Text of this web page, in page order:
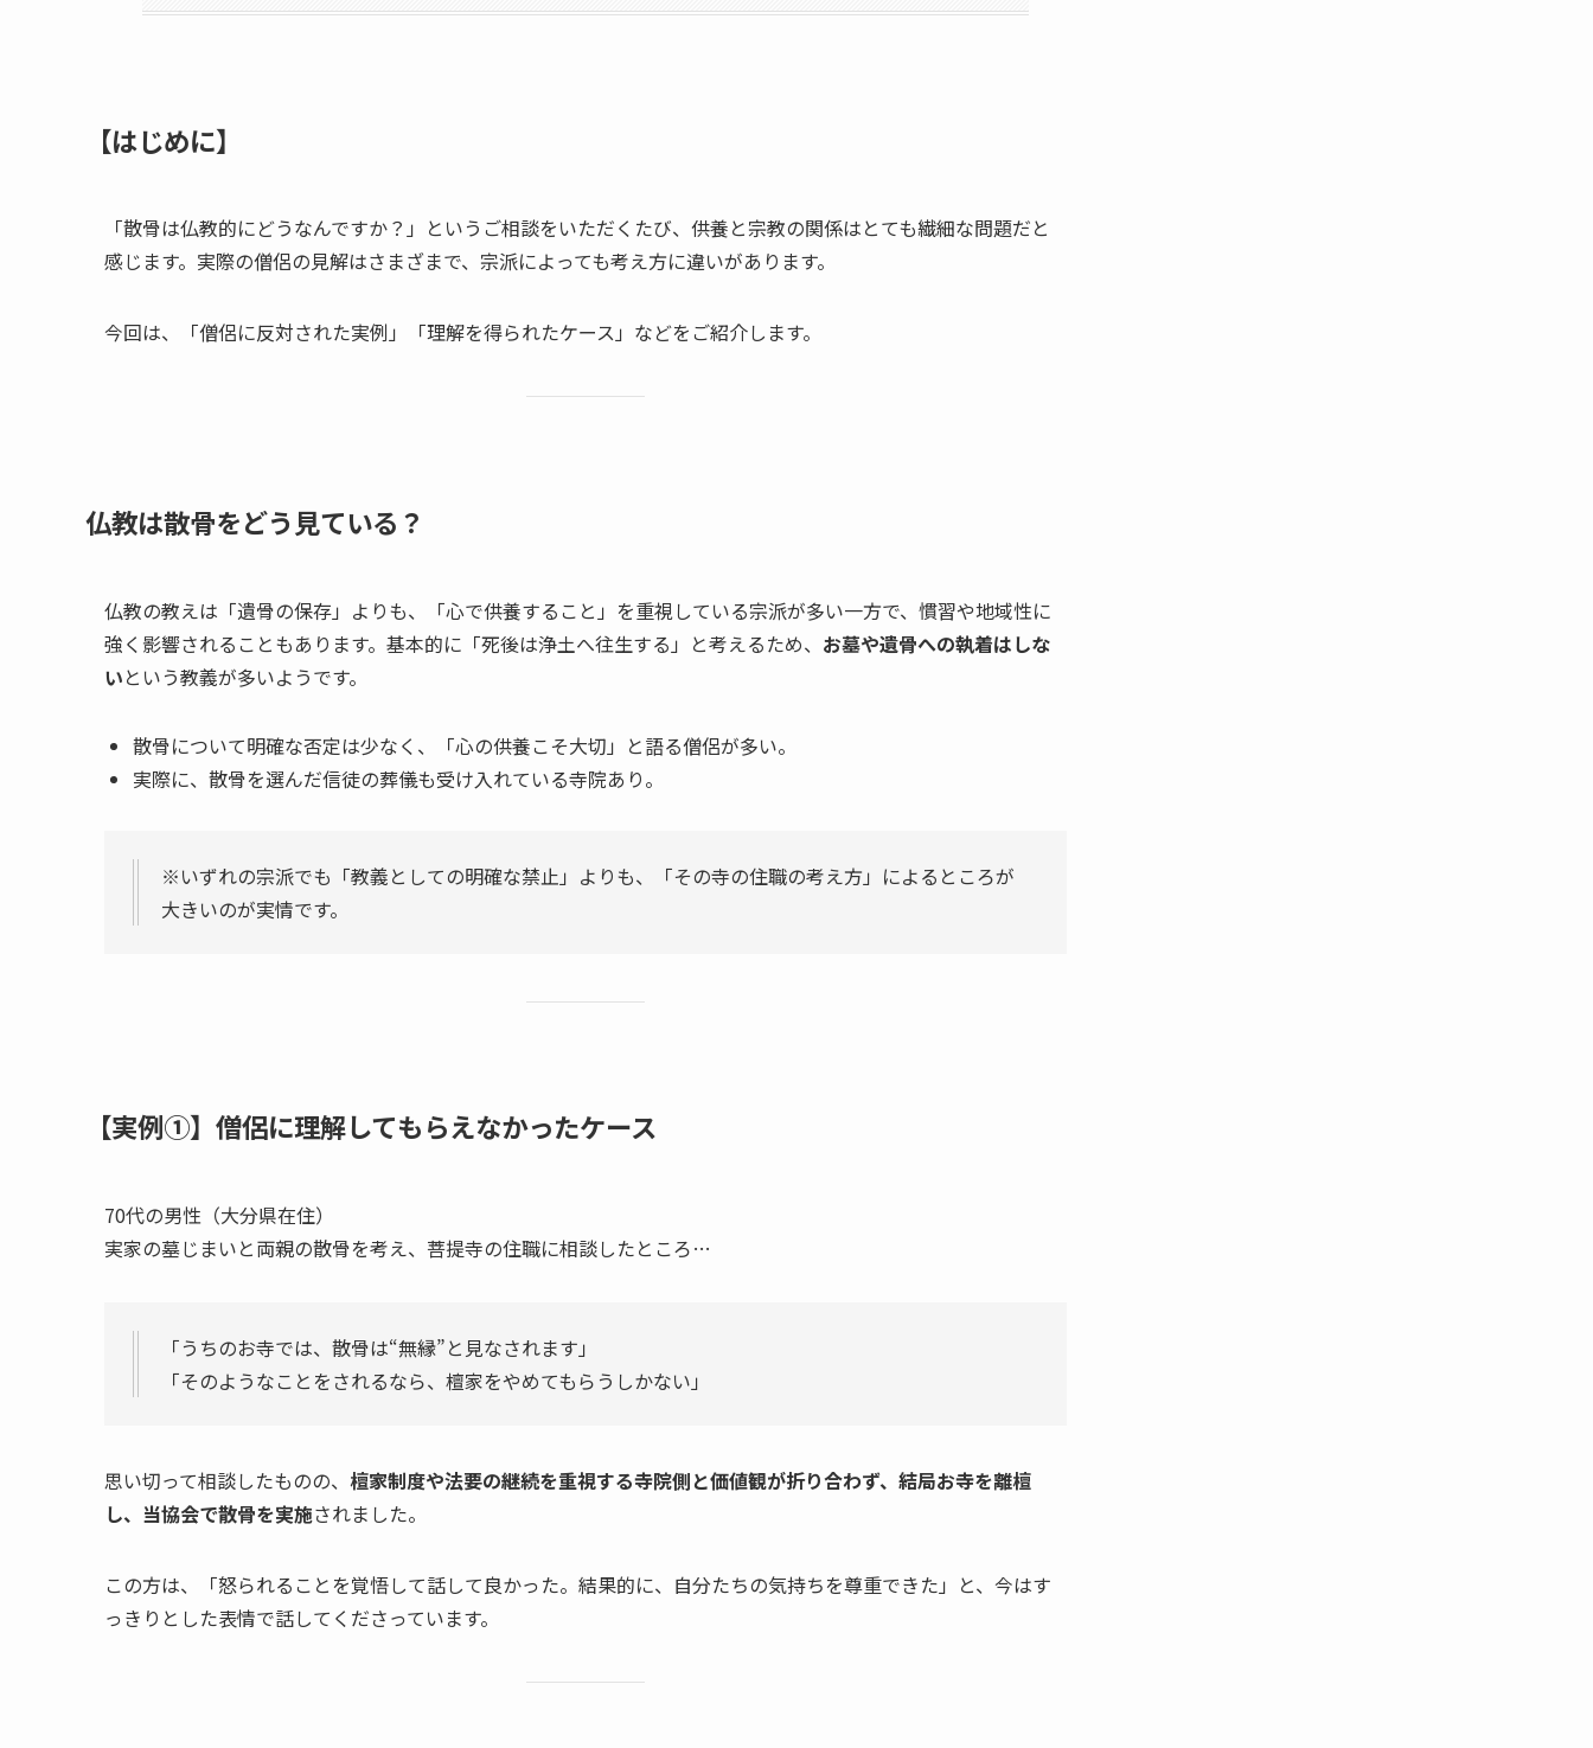
【​はじめに​】
「散骨は仏教的にどうなんですか？」というご相談をいただくたび、供養と宗教の関係はとても繊細な問題だと
感じます。実際の僧侶の見解はさまざまで、宗派によっても考え方に違いがあります。
今回は、「僧侶に反対された実例」「理解を得られたケース」などをご紹介します。
仏教は​散骨を​どう​見ている？
仏教の教えは「遺骨の保存」よりも、「心で供養すること」を重視している宗派が多い一方で、慣習や地域性に
強く影響されることもあります。基本的に「死後は浄土へ往生する」と考えるため、 お墓や遺骨への執着はしな
いという教義が多いようです。
散骨について明確な否定は少なく、「心の供養こそ大切」と語る僧侶が多い。
実際に、散骨を選んだ信徒の葬儀も受け入れている寺院あり。
※いずれの宗派でも「教義としての明確な禁止」よりも、「その寺の住職の考え方」によるところが
大きいのが実情です。
【実例①】僧侶に​理解して​もらえなかった​ケース
70代の男性（大分県在住）
実家の墓じまいと両親の散骨を考え、菩提寺の住職に相談したところ…
「うちのお寺では、散骨は“無縁”と見なされます」
「そのようなことをされるなら、檀家をやめてもらうしかない」
思い切って相談したものの、 檀家制度や法要の継続を重視する寺院側と価値観が折り合わず、結局お寺を離檀
し、当協会で散骨を実施されました。
この方は、「怒られることを覚悟して話して良かった。結果的に、自分たちの気持ちを尊重できた」と、今はす
っきりとした表情で話してくださっています。